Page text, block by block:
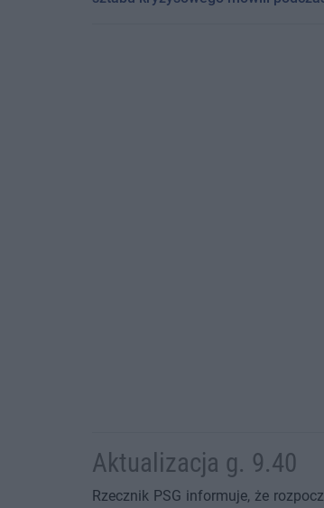
Aktualizacja g. 9.40
Rzecznik PSG informuje, że